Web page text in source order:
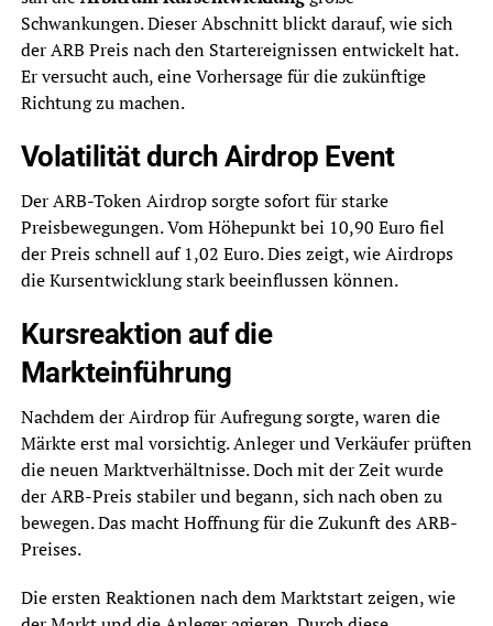
Schwankungen. Dieser Abschnitt blickt darauf, wie sich
der ARB Preis nach den Startereignissen entwickelt hat.
Er versucht auch, eine Vorhersage für die zukünftige
Richtung zu machen.
Volatilität durch Airdrop Event
Der ARB-Token Airdrop sorgte sofort für starke
Preisbewegungen. Vom Höhepunkt bei 10,90 Euro fiel
der Preis schnell auf 1,02 Euro. Dies zeigt, wie Airdrops
die Kursentwicklung stark beeinflussen können.
Kursreaktion auf die
Markteinführung
Nachdem der Airdrop für Aufregung sorgte, waren die
Märkte erst mal vorsichtig. Anleger und Verkäufer prüften
die neuen Marktverhältnisse. Doch mit der Zeit wurde
der ARB-Preis stabiler und begann, sich nach oben zu
bewegen. Das macht Hoffnung für die Zukunft des ARB-
Preises.
Die ersten Reaktionen nach dem Marktstart zeigen, wie